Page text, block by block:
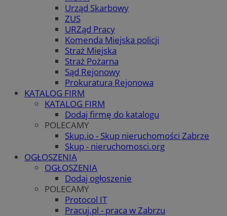
Urząd Skarbowy
ZUS
URZąd Pracy
Komenda Miejska policji
Straż Miejska
Straż Pożarna
Sąd Rejonowy
Prokuratura Rejonowa
KATALOG FIRM
KATALOG FIRM
Dodaj firmę do katalogu
POLECAMY
Skup.io - Skup nieruchomości Zabrze
Skup - nieruchomosci.org
OGŁOSZENIA
OGŁOSZENIA
Dodaj ogłoszenie
POLECAMY
Protocol IT
Pracuj.pl - praca w Zabrzu